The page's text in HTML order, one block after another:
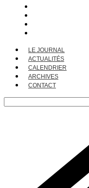
LE JOURNAL
ACTUALITÉS
CALENDRIER
ARCHIVES
CONTACT